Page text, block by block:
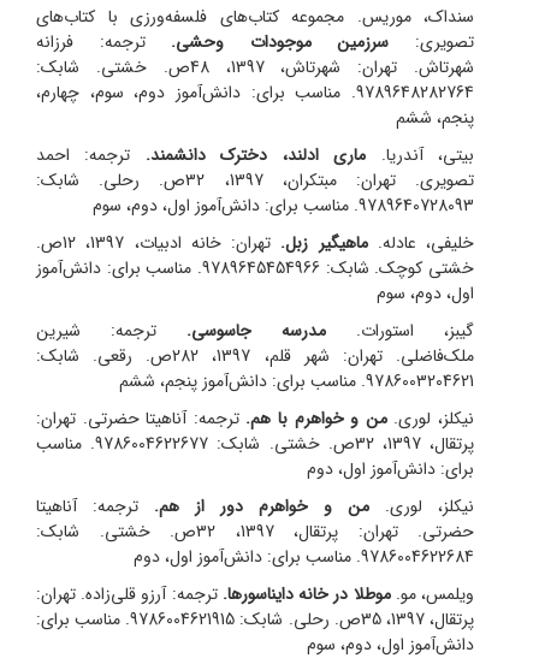
سنداک، موریس. مجموعه کتاب‌های فلسفه‌ورزی با کتاب‌های
تصویری: سرزمین موجودات وحشی. ترجمه: فرزانه
شهرتاش.
تهران: شهرتاش، 1397، 48ص. خشتی. شابک:
9789648282764. مناسب برای: دانش‌آموز دوم، سوم، چهارم،
پنجم، ششم
بیتی، آندریا. ماری ادلند، دخترک دانشمند. ترجمه: احمد
تصویری.
تهران: مبتکران، 1397، 32ص. رحلی. شابک:
9789640728093. مناسب برای: دانش‌آموز اول، دوم، سوم
خلیفی، عادله.ماهیگیر زبل.
تهران: خانه ادبیات، 1397، 12ص.
خشتی کوچک. شابک: 9789645454966. مناسب برای: دانش‌آموز
اول، دوم، سوم
گیبز، استورات. مدرسه‌ جاسوسی. ترجمه: شیرین
ملک‌فاضلی.
تهران: شهر قلم، 1397، 282ص. رقعی. شابک:
9786003204621. مناسب برای: دانش‌آموز پنجم، ششم
نیکلز، لوری.من و خواهرم با هم. ترجمه: آناهیتا حضرتی. تهران:
پرتقال، 1397، 32ص. خشتی. شابک: 9786004622677. مناسب
برای: دانش‌آموز اول، دوم
نیکلز، لوری. من و خواهرم دور از هم. ترجمه: آناهیتا
حضرتی.
تهران: پرتقال، 1397، 32ص. خشتی. شابک:
9786004622684. مناسب برای: دانش‌آموز اول، دوم
ویلمس، مو.موطلا در خانه دایناسورها. ترجمه: آرزو قلی‌زاده. تهران:
پرتقال، 1397، 35ص. رحلی. شابک: 9786004621915. مناسب برای:
دانش‌آموز اول، دوم، سوم